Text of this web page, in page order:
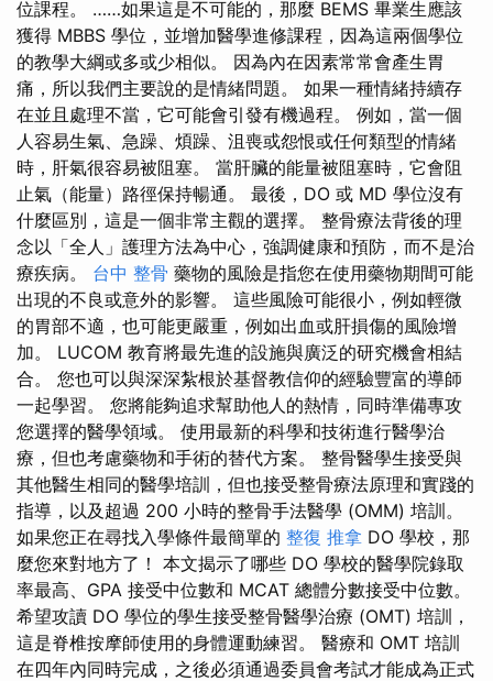
位課程。 ……如果這是不可能的，那麼 BEMS 畢業生應該
獲得 MBBS 學位，並增加醫學進修課程，因為這兩個學位
的教學大綱或多或少相似。 因為內在因素常常會產生胃
痛，所以我們主要說的是情緒問題。 如果一種情緒持續存
在並且處理不當，它可能會引發有機過程。 例如，當一個
人容易生氣、急躁、煩躁、沮喪或怨恨或任何類型的情緒
時，肝氣很容易被阻塞。 當肝臟的能量被阻塞時，它會阻
止氣（能量）路徑保持暢通。 最後，DO 或 MD 學位沒有
什麼區別，這是一個非常主觀的選擇。 整骨療法背後的理
念以「全人」護理方法為中心，強調健康和預防，而不是治
療疾病。 台中 整骨 藥物的風險是指您在使用藥物期間可能
出現的不良或意外的影響。 這些風險可能很小，例如輕微
的胃部不適，也可能更嚴重，例如出血或肝損傷的風險增
加。 LUCOM 教育將最先進的設施與廣泛的研究機會相結
合。 您也可以與深深紮根於基督教信仰的經驗豐富的導師
一起學習。 您將能夠追求幫助他人的熱情，同時準備專攻
您選擇的醫學領域。 使用最新的科學和技術進行醫學治
療，但也考慮藥物和手術的替代方案。 整骨醫學生接受與
其他醫生相同的醫學培訓，但也接受整骨療法原理和實踐的
指導，以及超過 200 小時的整骨手法醫學 (OMM) 培訓。
如果您正在尋找入學條件最簡單的 整復 推拿 DO 學校，那
麼您來對地方了！ 本文揭示了哪些 DO 學校的醫學院錄取
率最高、GPA 接受中位數和 MCAT 總體分數接受中位數。
希望攻讀 DO 學位的學生接受整骨醫學治療 (OMT) 培訓，
這是脊椎按摩師使用的身體運動練習。 醫療和 OMT 培訓
在四年內同時完成，之後必須通過委員會考試才能成為正式